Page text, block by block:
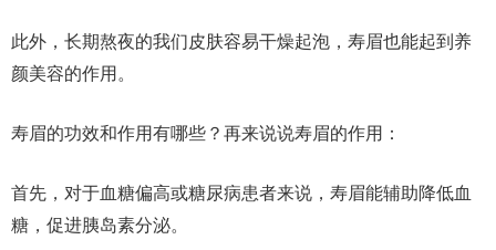
此外，长期熬夜的我们皮肤容易干燥起泡，寿眉也能起到养
颜美容的作用。
寿眉的功效和作用有哪些？再来说说寿眉的作用：
首先，对于血糖偏高或糖尿病患者来说，寿眉能辅助降低血
糖，促进胰岛素分泌。